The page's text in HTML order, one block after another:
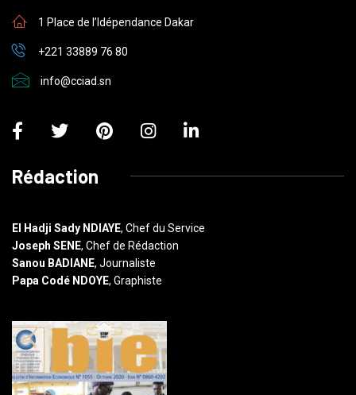
1 Place de l’Idépendance Dakar
+221 33889 76 80
info@cciad.sn
Rédaction
El Hadji Sady NDIAYE, Chef du Service
Joseph SENE, Chef de Rédaction
Sanou BADIANE, Journaliste
Papa Codé NDOYE, Graphiste